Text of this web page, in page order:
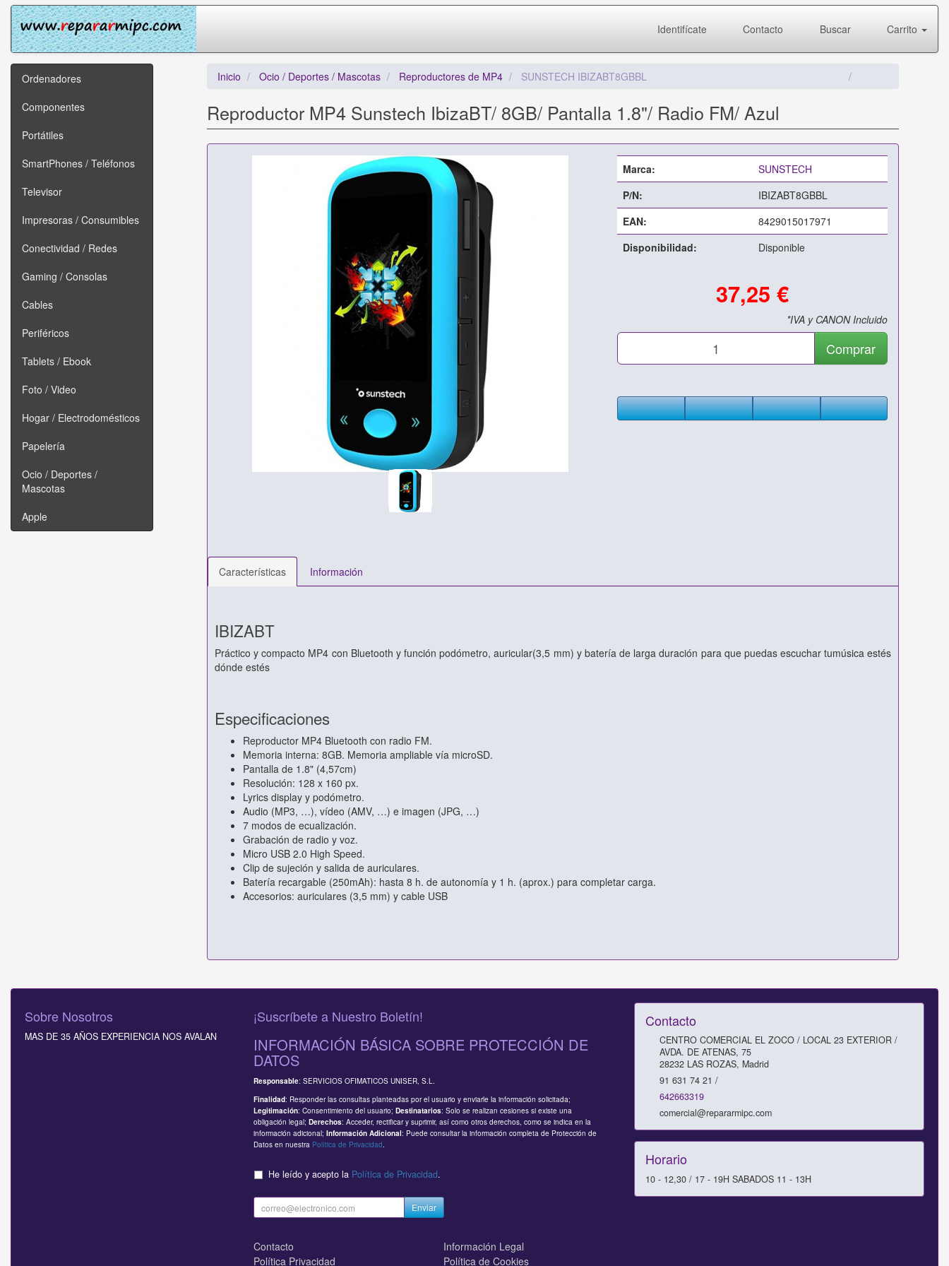
Identifícate Contacto Buscar Carrito
Ordenadores
Componentes
Portátiles
SmartPhones / Teléfonos
Televisor
Impresoras / Consumibles
Conectividad / Redes
Gaming / Consolas
Cables
Periféricos
Tablets / Ebook
Foto / Video
Hogar / Electrodomésticos
Papelería
Ocio / Deportes /
Mascotas
Apple
Inicio Ocio / Deportes / Mascotas Reproductores de MP4 SUNSTECH IBIZABT8GBBL
Reproductor MP4 Sunstech IbizaBT/ 8GB/ Pantalla 1.8"/ Radio FM/ Azul
Marca:
SUNSTECH
P/N:
IBIZABT8GBBL
EAN:
8429015017971
Disponibilidad:
Disponible
37,25 €
*IVA y CANON Incluido
Comprar
Características Información
IBIZABT
Práctico y compacto MP4 con Bluetooth y función podómetro, auricular(3,5 mm) y batería de larga duración para que puedas escuchar tumúsica estés
dónde estés
Especificaciones
Reproductor MP4 Bluetooth con radio FM.
Memoria interna: 8GB. Memoria ampliable vía microSD.
Pantalla de 1.8" (4,57cm)
Resolución: 128 x 160 px.
Lyrics display y podómetro.
Audio (MP3, …), vídeo (AMV, …) e imagen (JPG, …)
7 modos de ecualización.
Grabación de radio y voz.
Micro USB 2.0 High Speed.
Clip de sujeción y salida de auriculares.
Batería recargable (250mAh): hasta 8 h. de autonomía y 1 h. (aprox.) para completar carga.
Accesorios: auriculares (3,5 mm) y cable USB
Sobre Nosotros
MAS DE 35 AÑOS EXPERIENCIA NOS AVALAN
¡Suscríbete a Nuestro Boletín!
INFORMACIÓN BÁSICA SOBRE PROTECCIÓN DE
DATOS
Responsable: SERVICIOS OFIMATICOS UNISER, S.L.
Finalidad: Responder las consultas planteadas por el usuario y enviarle la información solicitada;
Legitimación: Consentimiento del usuario; Destinatarios: Solo se realizan cesiones si existe una
obligación legal; Derechos: Acceder, rectificar y suprimir, así como otros derechos, como se indica en la
información adicional; Información Adicional: Puede consultar la información completa de Protección de
Datos en nuestra Política de Privacidad.
He leído y acepto la Política de Privacidad.
Enviar
Contacto
Información Legal
Política Privacidad
Política de Cookies
Contacto
CENTRO COMERCIAL EL ZOCO / LOCAL 23 EXTERIOR /
AVDA. DE ATENAS, 75
28232 LAS ROZAS, Madrid
91 631 74 21 /
642663319
comercial@repararmipc.com
Horario
10 - 12,30 / 17 - 19H SABADOS 11 - 13H